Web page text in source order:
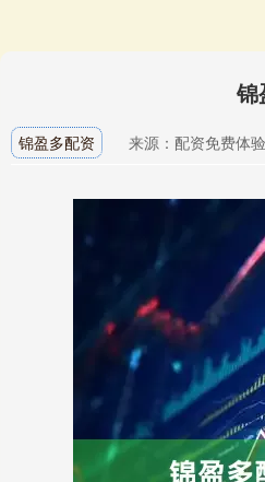
锦
锦盈多配资 来源：配资免费体验